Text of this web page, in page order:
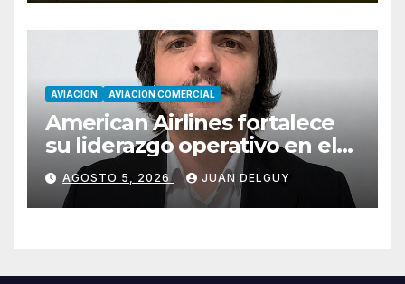
AVIACION AVIACION COMERCIAL
American Airlines fortalece
su liderazgo operativo en el
Cono Sur con Luiz Laham
AGOSTO 5, 2026 JUAN DELGUY